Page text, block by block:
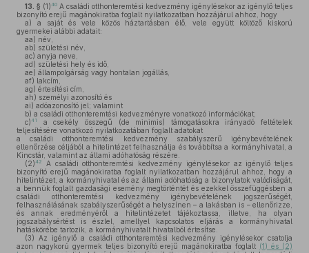
13. § (1)40 A családi otthonteremtési kedvezmény igénylésekor az igénylő teljes
bizonyító erejű magánokiratba foglalt nyilatkozatban hozzájárul ahhoz, hogy
a) a saját és vele közös háztartásban élő, vele együtt költöző kiskorú
gyermekei alábbi adatait:
aa) név,
ab) születési név,
ac) anyja neve,
ad) születési hely és idő,
ae) állampolgárság vagy hontalan jogállás,
af) lakcím,
ag) értesítési cím,
ah) személyi azonosító és
ai) adóazonosító jel; valamint
b) a családi otthonteremtési kedvezményre vonatkozó információkat;
c)41
a csekély összegű (de minimis) támogatásokra irányadó feltételek
teljesítésére vonatkozó nyilatkozatában foglalt adatokat
a családi otthonteremtési kedvezmény szabályszerű igénybevételének
ellenőrzése céljából a hitelintézet felhasználja és továbbítsa a kormányhivatal, a
Kincstár, valamint az állami adóhatóság részére.
(2)42
A családi otthonteremtési kedvezmény igénylésekor az igénylő teljes
bizonyító erejű magánokiratba foglalt nyilatkozatban hozzájárul ahhoz, hogy a
hitelintézet, a kormányhivatal és az állami adóhatóság a bizonylatok valódiságát,
a bennük foglalt gazdasági esemény megtörténtét és ezekkel összefüggésben a
családi otthonteremtési kedvezmény igénybevételének jogszerűségét,
felhasználásának szabályszerűségét a helyszínen – a lakásban is – ellenőrizze,
és annak eredményéről a hitelintézetet tájékoztassa, illetve, ha olyan
jogszabálysértést is észlel, amellyel kapcsolatos eljárás a kormányhivatal
hatáskörébe tartozik, a kormányhivatalt hivatalból értesítse.
(3) Az igénylő a családi otthonteremtési kedvezmény igénylésekor csatolja
azon nagykorú gyermek teljes bizonyító erejű magánokiratba foglalt (1) és (2)